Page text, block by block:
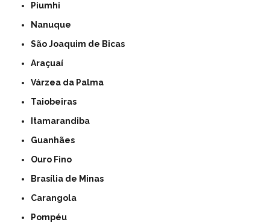
Piumhi
Nanuque
São Joaquim de Bicas
Araçuaí
Várzea da Palma
Taiobeiras
Itamarandiba
Guanhães
Ouro Fino
Brasília de Minas
Carangola
Pompéu